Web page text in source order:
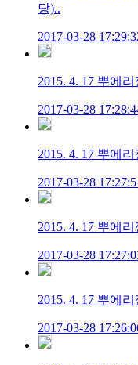
당)..
2017-03-28
2015. 4. 17 뿌에
2017-03-28
2015. 4. 17 뿌에
2017-03-28
2015. 4. 17 뿌에
2017-03-28
2015. 4. 17 뿌에
2017-03-28